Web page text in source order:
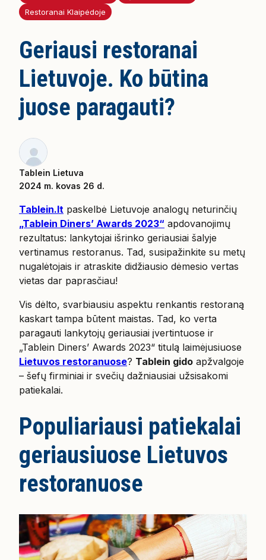
Restoranai Klaipėdoje
Geriausi restoranai
Lietuvoje. Ko būtina
juose paragauti?
Tablein Lietuva
2024 m. kovas 26 d.
Tablein.lt paskelbė Lietuvoje analogų neturinčių
„Tablein Diners’ Awards 2023“ apdovanojimų
rezultatus: lankytojai išrinko geriausiai šalyje
vertinamus restoranus. Tad, susipažinkite su metų
nugalėtojais ir atraskite didžiausio dėmesio vertas
vietas dar paprasčiau!
Vis dėlto, svarbiausiu aspektu renkantis restoraną
kaskart tampa būtent maistas. Tad, ko verta
paragauti lankytojų geriausiai įvertintuose ir
„Tablein Diners’ Awards 2023“ titulą laimėjusiuose
Lietuvos restoranuose? Tablein gido apžvalgoje
– šefų firminiai ir svečių dažniausiai užsisakomi
patiekalai.
Populiariausi patiekalai
geriausiuose Lietuvos
restoranuose